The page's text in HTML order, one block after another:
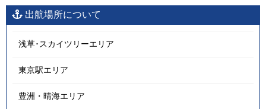
出航場所について
浅草･スカイツリーエリア
東京駅エリア
豊洲・晴海エリア